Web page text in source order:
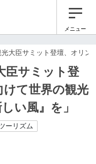
メニュー
大臣サミット登壇、オリ
臣サミット登
て世界の観光
い風』を」
ーリズム